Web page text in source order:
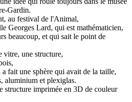
Gardin.
au festival de l'Animal,
Georges Lard, qui est mathématicien,
beaucoup, et qui sait le point de
vitre, une structure,
fait une sphère qui avait de la taille,
aluminium et plexiglas.
structure imprimée en 3D de couleur